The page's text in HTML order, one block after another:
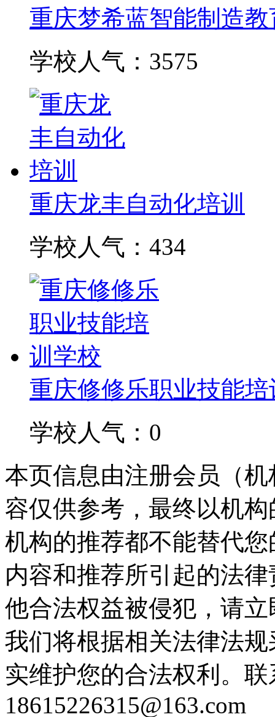
重庆梦希蓝智能制造教
学校人气：3575
重庆龙丰自动化培训
学校人气：434
重庆修修乐职业技能
学校人气：0
本页信息由注册会员（
容仅供参考，最终以机
机构的推荐都不能替代
内容和推荐所引起的法
他合法权益被侵犯，请
我们将根据相关法律法
实维护您的合法权利。
18615226315@163.com